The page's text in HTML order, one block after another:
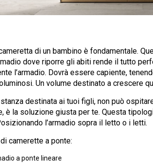
di un bambino è fondamentale.
dove riporre gli abiti rende il tutto
l’armadio. Dovrà essere capiente,
Un volume destinato a crescere
destinata ai tuoi figli, non può
è la soluzione giusta per te. Questa
l’armadio sopra il letto o i letti.
camerette a ponte:
a ponte lineare